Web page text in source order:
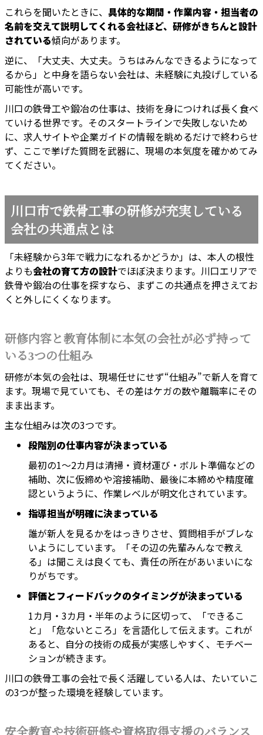
これらを聞いたときに、 具体的な期間・作業内容・担当者の
名前を交えて説明してくれる会社ほど、研修がきちんと設計
されている傾向があります。
逆に、「大丈夫、大丈夫。うちはみんなできるようになって
るから」と中身を語らない会社は、未経験に丸投げしている
可能性が高いです。
川口の鉄骨工や鍛冶の仕事は、技術を身につければ長く食べ
ていける世界です。そのスタートラインで失敗しないため
に、求人サイトや企業ガイドの情報を眺めるだけで終わらせ
ず、ここで挙げた質問を武器に、現場の本気度を確かめてみ
てください。
川口市で鉄骨工事の研修が充実している
会社の共通点とは
「未経験から3年で戦力になれるかどうか」は、本人の根性
よりも会社の育て方の設計でほぼ決まります。川口エリアで
鉄骨や鍛冶の仕事を探すなら、まずこの共通点を押さえてお
くと外しにくくなります。
研修内容と教育体制に本気の会社が必ず持って
いる3つの仕組み
研修が本気の会社は、現場任せにせず“仕組み”で新人を育て
ます。現場で見ていても、その差はケガの数や離職率にその
まま出ます。
主な仕組みは次の3つです。
段階別の仕事内容が決まっている
最初の1〜2カ月は清掃・資材運び・ボルト準備などの
補助、次に仮締めや溶接補助、最後に本締めや精度確
認というように、作業レベルが明文化されています。
指導担当が明確に決まっている
誰が新人を見るかをはっきりさせ、質問相手がブレな
いようにしています。「その辺の先輩みんなで教え
る」は聞こえは良くても、責任の所在があいまいにな
りがちです。
評価とフィードバックのタイミングが決まっている
1カ月・3カ月・半年のように区切って、「できるこ
と」「危ないところ」を言語化して伝えます。これが
あると、自分の技術の成長が実感しやすく、モチベー
ションが続きます。
川口の鉄骨工事の会社で長く活躍している人は、たいていこ
の3つが整った環境を経験しています。
安全教育や技術研修や資格取得支援のバランス